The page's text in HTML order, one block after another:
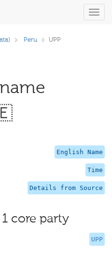
Peru UPP
English Name
Time
Details from Source
core party
UPP